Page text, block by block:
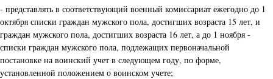
- представлять в соответствующий военный комиссариат ежегодно до 1
октября списки граждан мужского пола, достигших возраста 15 лет, и
граждан мужского пола, достигших возраста 16 лет, а до 1 ноября -
списки граждан мужского пола, подлежащих первоначальной
постановке на воинский учет в следующем году, по форме,
установленной положением о воинском учете;